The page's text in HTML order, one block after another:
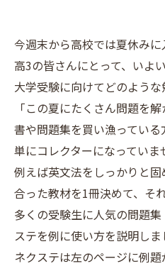
今週末から高校では夏休みに
高3の皆さんにとって、いよ
大学受験に向けてどのよう
「この夏にたくさん問題を
書や問題集を買い漁っている
単にコレクターになっていま
例えば英文法をしっかりと
合った教材を1冊決めて、そ
多くの受験生に人気の問題
ステを例に使い方を説明しま
ネクステは左のページに例